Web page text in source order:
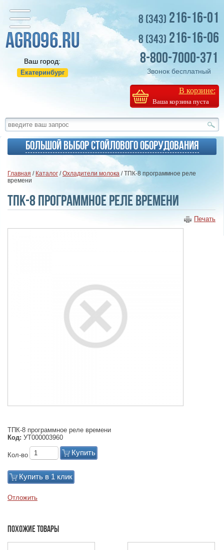
Ваш город:
Екатеринбург
8 (343) 216-16-01
8 (343) 216-16-06
8-800-7000-371
Звонок бесплатный
В корзине:
Ваша корзина пуста
Большой выбор стойлового оборудования
Главная / Каталог /Охладители молока / ТПК-8 программное реле
времени
ТПК-8 программное реле времени
Печать
ТПК-8 программное реле времени
Код: УТ000003960
Кол-во Купить
Купить в 1 клик
Отложить
Похожие товары